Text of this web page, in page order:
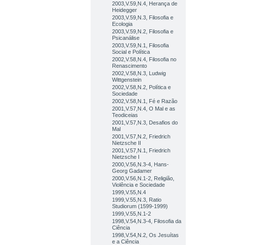
2003,V.59,N.4, Herança de
Heidegger
2003,V.59,N.3, Filosofia e
Ecologia
2003,V.59,N.2, Filosofia e
Psicanálise
2003,V.59,N.1, Filosofia
Social e Política
2002,V.58,N.4, Filosofia no
Renascimento
2002,V.58,N.3, Ludwig
Wittgenstein
2002,V.58,N.2, Política e
Sociedade
2002,V.58,N.1, Fé e Razão
2001,V.57,N.4, O Mal e as
Teodiceias
2001,V.57,N.3, Desafios do
Mal
2001,V.57,N.2, Friedrich
Nietzsche II
2001,V.57,N.1, Friedrich
Nietzsche I
2000,V.56,N.3-4, Hans-
Georg Gadamer
2000,V.56,N.1-2, Religião,
Violência e Sociedade
1999,V.55,N.4
1999,V.55,N.3, Ratio
Studiorum (1599-1999)
1999,V.55,N.1-2
1998,V.54,N.3-4, Filosofia da
Ciência
1998,V.54,N.2, Os Jesuítas
e a Ciência